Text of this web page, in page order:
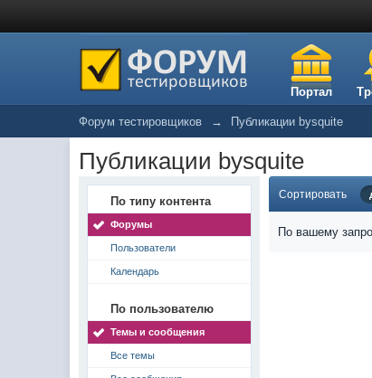
Портал
Форум тестировщиков → Публикации bysquite
Публикации bysquite
По типу контента
Форумы
Пользователи
Календарь
По пользователю
Темы и сообщения
Все темы
Сортировать
По вашему